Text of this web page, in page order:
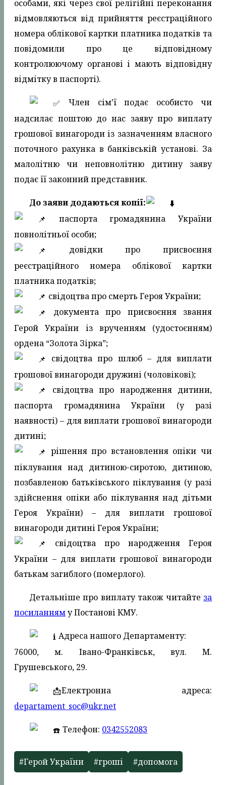
особами, які через свої релігійні переконання
відмовляються від прийняття реєстраційного
номера облікової картки платника податків та
повідомили про це відповідному
контролюючому органові і мають відповідну
відмітку в паспорті).
️ Член сім’ї подає особисто чи
надсилає поштою до нас заяву про виплату
грошової винагороди із зазначенням власного
поточного рахунка в банківській установі. За
малолітню чи неповнолітню дитину заяву
подає її законний представник.
До заяви додаються копії:
паспорта громадянина України
повнолітньої особи;
довідки про присвоєння
реєстраційного номера облікової картки
платника податків;
свідоцтва про смерть Героя України;
документа про присвоєння звання
Герой України із врученням (удостоєнням)
ордена “Золота Зірка”;
свідоцтва про шлюб – для виплати
грошової винагороди дружині (чоловікові);
свідоцтва про народження дитини,
паспорта громадянина України (у разі
наявності) – для виплати грошової винагороди
дитині;
рішення про встановлення опіки чи
піклування над дитиною-сиротою, дитиною,
позбавленою батьківського піклування (у разі
здійснення опіки або піклування над дітьми
Героя України) – для виплати грошової
винагороди дитині Героя України;
свідоцтва про народження Героя
України – для виплати грошової винагороди
батькам загиблого (померлого).
Детальніше про виплату також читайте за
посиланняму Постанові КМУ.
Адреса нашого Департаменту:
76000, м. Івано-Франківськ, вул. М.
Грушевського, 29.
Електронна адреса:
departament_soc@ukr.net
Телефон: 0342552083
#Герой України #гроші #допомога